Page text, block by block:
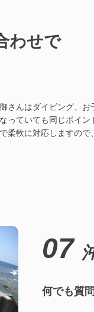
わせで
さんはダイビング、お
っていても同じポイン
柔軟に対応しますので
07
何でも質